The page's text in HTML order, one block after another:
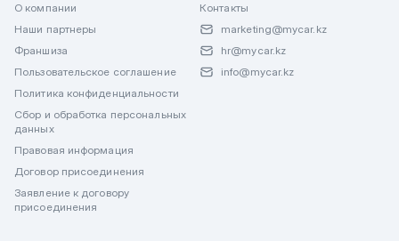
О компании
Наши партнеры
Франшиза
Пользовательское соглашение
Политика конфиденциальности
Сбор и обработка персональных
данных
Правовая информация
Договор присоединения
Заявление к договору
присоединения
Контакты
marketing@mycar.kz
hr@mycar.kz
info@mycar.kz